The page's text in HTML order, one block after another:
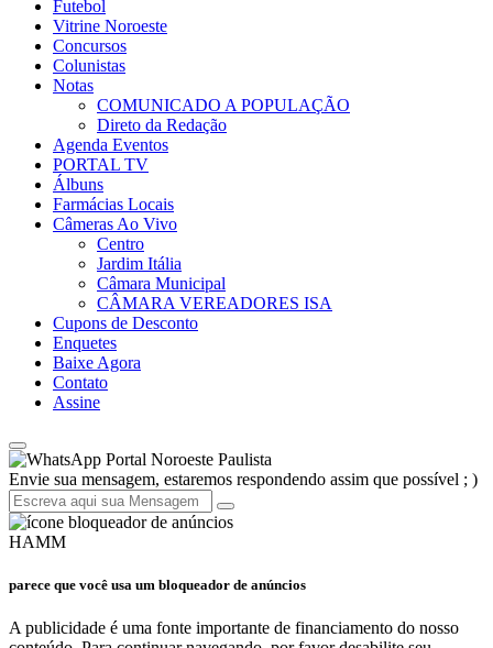
Futebol
Vitrine Noroeste
Concursos
Colunistas
Notas
COMUNICADO A POPULAÇÃO
Direto da Redação
Agenda Eventos
PORTAL TV
Álbuns
Farmácias Locais
Câmeras Ao Vivo
Centro
Jardim Itália
Câmara Municipal
CÂMARA VEREADORES ISA
Cupons de Desconto
Enquetes
Baixe Agora
Contato
Assine
Portal Noroeste Paulista
Envie sua mensagem, estaremos respondendo assim que possível ; )
HAMM
parece que você usa um bloqueador de anúncios
A publicidade é uma fonte importante de financiamento do nosso